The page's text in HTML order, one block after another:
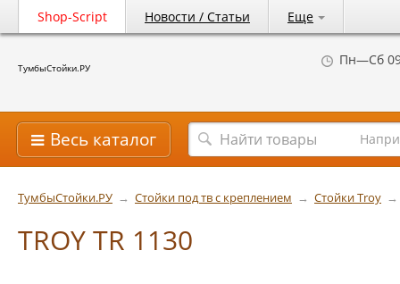
Shop-Script Новости / Статьи Еще
ТумбыСтойки.РУ Пн—Сб
Весь каталог
ТумбыСтойки.РУ → Стойки под тв с креплением → Стойки Troy →
TROY TR 1130